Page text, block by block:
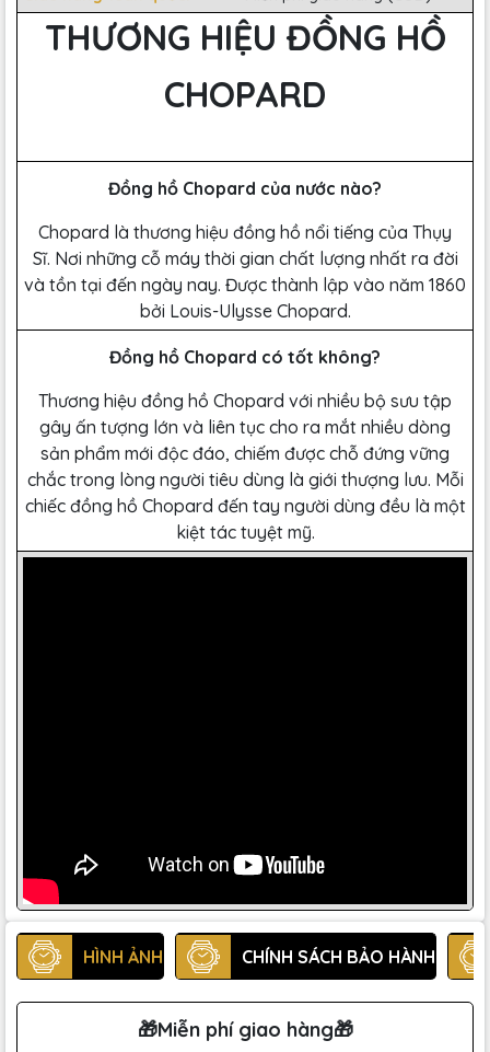
THƯƠNG HIỆU ĐỒNG HỒ
CHOPARD
Đồng hồ Chopard của nước nào?
Chopard là thương hiệu đồng hồ nổi tiếng của Thụy
Sĩ. Nơi những cỗ máy thời gian chất lượng nhất ra đời
và tồn tại đến ngày nay. Được thành lập vào năm 1860
bởi Louis-Ulysse Chopard.
Đồng hồ Chopard có tốt không?
Thương hiệu đồng hồ Chopard với nhiều bộ sưu tập
gây ấn tượng lớn và liên tục cho ra mắt nhiều dòng
sản phẩm mới độc đáo, chiếm được chỗ đứng vững
chắc trong lòng người tiêu dùng là giới thượng lưu. Mỗi
chiếc đồng hồ Chopard đến tay người dùng đều là một
kiệt tác tuyệt mỹ.
HÌNH ẢNH CHÍNH SÁCH BẢO HÀNH
🎁Miễn phí giao hàng🎁